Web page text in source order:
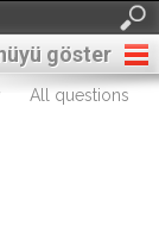
göster
All questions